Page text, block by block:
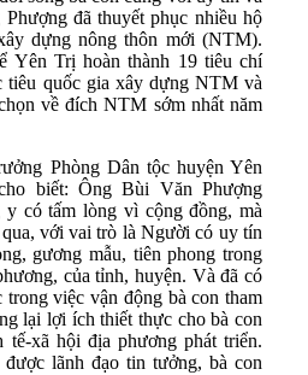
đã thuyết phục nhiều hộ
dựng nông thôn mới (NTM).
Yên Trị hoàn thành 19 tiêu chí
tiêu quốc gia xây dựng NTM và
về đích NTM sớm nhất năm
Phòng Dân tộc huyện Yên
biết: Ông Bùi Văn Phượng
có tấm lòng vì cộng đồng, mà
với vai trò là Người có uy tín
gương mẫu, tiên phong trong
của tỉnh, huyện. Và đã có
việc vận động bà con tham
lại lợi ích thiết thực cho bà con
tế-xã hội địa phương phát triển.
lãnh đạo tin tưởng, bà con